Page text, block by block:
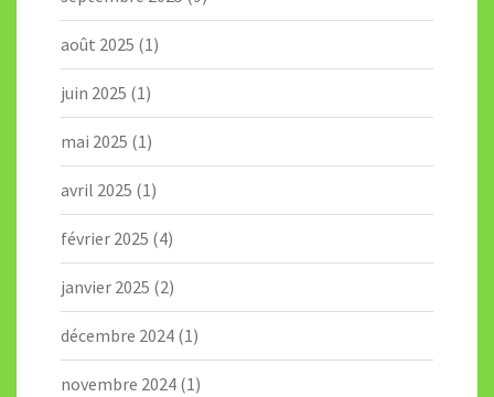
août 2025 (1)
juin 2025 (1)
mai 2025 (1)
avril 2025 (1)
février 2025 (4)
janvier 2025 (2)
décembre 2024 (1)
novembre 2024 (1)